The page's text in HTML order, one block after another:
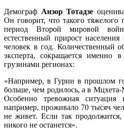
Демограф Анзор Тотадзе
Он говорит, что такого
период Второй мировой
естественный прирост
человек в год. Количественный
эксперта, сокращается именно
грузинами регионах:
«Например, в Гурии в прошлом
больше, чем родилось, а в
Особенно тревожная
например, проживало 70 тысяч
не живет. Если так
никого не останется».